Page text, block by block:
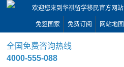
欢迎您来到华祺留学移民官方网站
免签国家 免费订阅 网站地图
全国免费咨询热线
4000-555-088